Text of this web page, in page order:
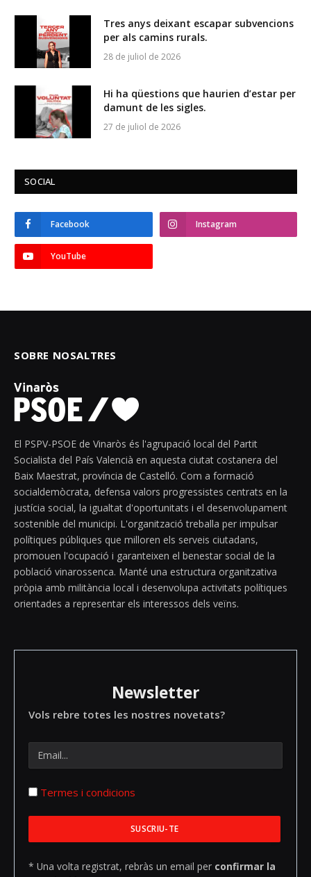
Tres anys deixant escapar subvencions
per als camins rurals.
28 de juliol de 2026
Hi ha qüestions que haurien d’estar per
damunt de les sigles.
27 de juliol de 2026
SOCIAL
Facebook Instagram
YouTube
SOBRE NOSALTRES
El PSPV-PSOE de Vinaròs és l'agrupació local del Partit
Socialista del País Valencià en aquesta ciutat costanera del
Baix Maestrat, província de Castelló. Com a formació
socialdemòcrata, defensa valors progressistes centrats en la
justícia social, la igualtat d'oportunitats i el desenvolupament
sostenible del municipi. L'organització treballa per impulsar
polítiques públiques que milloren els serveis ciutadans,
promouen l'ocupació i garanteixen el benestar social de la
població vinarossenca. Manté una estructura organitzativa
pròpia amb militància local i desenvolupa activitats polítiques
orientades a representar els interessos dels veïns.
Newsletter
Vols rebre totes les nostres novetats?
Termes i condicions
* Una volta registrat, rebràs un email per confirmar la